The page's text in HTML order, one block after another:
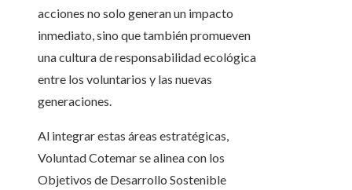
acciones no solo generan un impacto
inmediato, sino que también promueven
una cultura de responsabilidad ecológica
entre los voluntarios y las nuevas
generaciones.
Al integrar estas áreas estratégicas,
Voluntad Cotemar se alinea con los
Objetivos de Desarrollo Sostenible